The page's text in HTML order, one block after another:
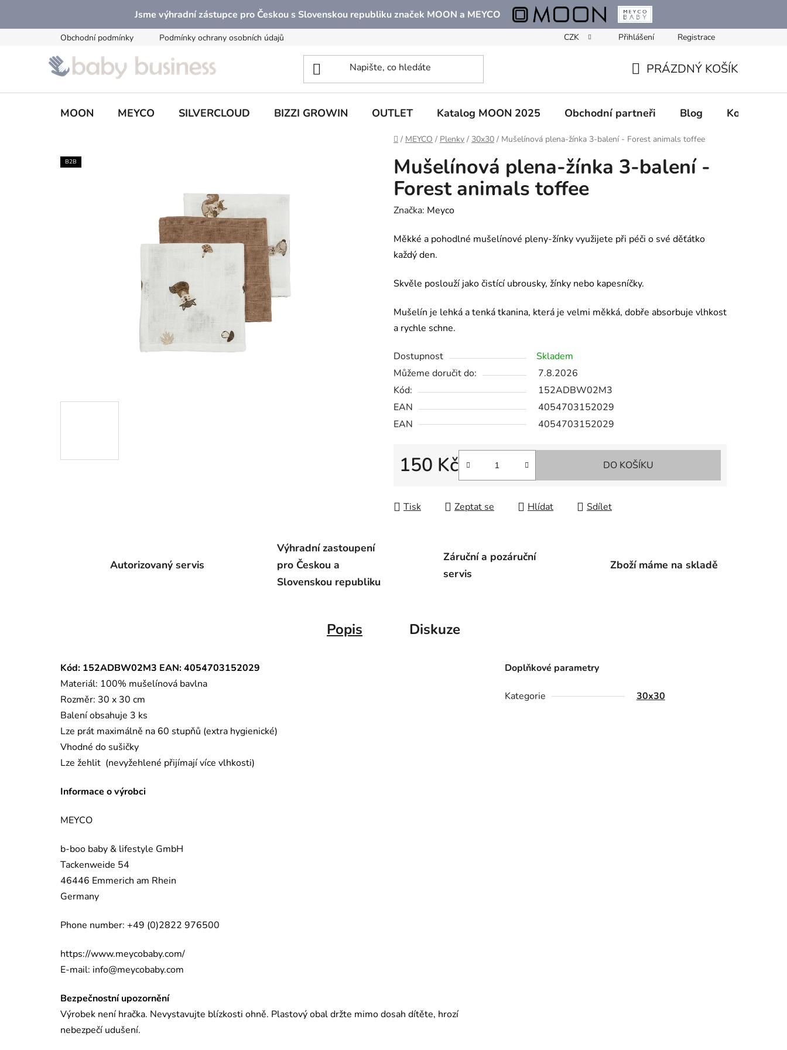
obsah
Jsme výhradní zástupce pro Českou s Slovenskou republiku značek MOON a MEYCO
Obchodní podmínky Podmínky ochrany osobních údajů CZK Přihlášení Registrace
KOŠÍK
PRÁZDNÝ KOŠÍK
MOON MEYCO SILVERCLOUD BIZZI GROWIN OUTLET Katalog MOON 2025 Obchodní partneři Blog Kontakty
Domů
/ MEYCO / Plenky / 30x30 / Mušelínová plena-žínka 3-balení - Forest animals toffee
Mušelínová plena-žínka 3-balení -
Forest animals toffee
Značka: Meyco
Měkké a pohodlné mušelínové pleny-žínky využijete při péči o své děťátko
každý den.
Skvěle poslouží jako čistící ubrousky, žínky nebo kapesníčky.
Mušelín je lehká a tenká tkanina, která je velmi měkká, dobře absorbuje vlhkost
a rychle schne.
Dostupnost
Skladem
Můžeme doručit do:
7.8.2026
Kód:
152ADBW02M3
EAN
4054703152029
EAN
4054703152029
150 Kč DO KOŠÍKU
Tisk Zeptat se Hlídat Sdílet
B2B
Autorizovaný servis
Výhradní zastoupení
pro Českou a
Slovenskou republiku
Záruční a pozáruční
servis
Zboží máme na skladě
Popis Diskuze
Kód: 152ADBW02M3 EAN: 4054703152029
Materiál: 100% mušelínová bavlna
Rozměr: 30 x 30 cm
Balení obsahuje 3 ks
Lze prát maximálně na 60 stupňů (extra hygienické)
Vhodné do sušičky
Lze žehlit (nevyžehlené přijímají více vlhkosti)
Informace o výrobci
MEYCO
b-boo baby & lifestyle GmbH
Tackenweide 54
46446 Emmerich am Rhein
Germany
Phone number: +49 (0)2822 976500
https://www.meycobaby.com/
E-mail: info@meycobaby.com
Bezpečnostní upozornění
Výrobek není hračka. Nevystavujte blízkosti ohně. Plastový obal držte mimo dosah dítěte, hrozí
nebezpečí udušení.
Doplňkové parametry
Kategorie 30x30